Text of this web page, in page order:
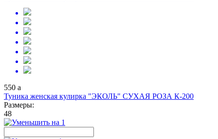
550 a
Туника женская кулирка "ЭКОЛЬ" СУХАЯ РОЗА К-200
Размеры:
48